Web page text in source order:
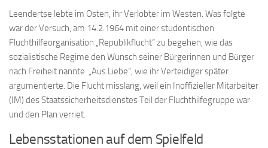
Leendertse lebte im Osten, ihr Verlobter im Westen. Was folgte
war der Versuch, am 14.2.1964 mit einer studentischen
Fluchthilfeorganisation „Republikflucht“ zu begehen, wie das
sozialistische Regime den Wunsch seiner Bürgerinnen und Bürger
nach Freiheit nannte. „Aus Liebe“, wie ihr Verteidiger später
argumentierte. Die Flucht misslang, weil ein Inoffizieller Mitarbeiter
(IM) des Staatssicherheitsdienstes Teil der Fluchthilfegruppe war
und den Plan verriet.
Lebensstationen auf dem Spielfeld